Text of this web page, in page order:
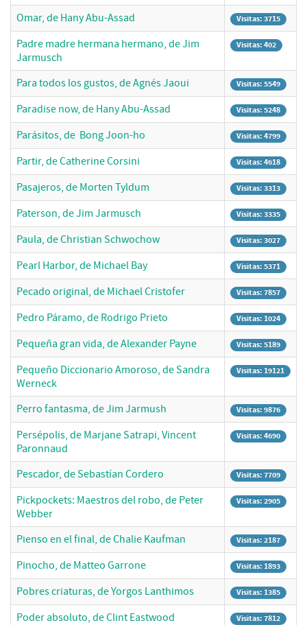
Omar, de Hany Abu-Assad Visitas: 3715
Padre madre hermana hermano, de Jim
Jarmusch
Visitas: 402
Para todos los gustos, de Agnés Jaoui Visitas: 5549
Paradise now, de Hany Abu-Assad Visitas: 5248
Parásitos, de Bong Joon-ho Visitas: 4799
Partir, de Catherine Corsini Visitas: 4618
Pasajeros, de Morten Tyldum Visitas: 3313
Paterson, de Jim Jarmusch Visitas: 3335
Paula, de Christian Schwochow Visitas: 3027
Pearl Harbor, de Michael Bay Visitas: 5371
Pecado original, de Michael Cristofer Visitas: 7857
Pedro Páramo, de Rodrigo Prieto Visitas: 1024
Pequeña gran vida, de Alexander Payne Visitas: 5189
Pequeño Diccionario Amoroso, de Sandra
Werneck
Visitas: 19121
Perro fantasma, de Jim Jarmush Visitas: 9876
Persépolis, de Marjane Satrapi, Vincent
Paronnaud
Visitas: 4690
Pescador, de Sebastían Cordero Visitas: 7709
Pickpockets: Maestros del robo, de Peter
Webber
Visitas: 2905
Pienso en el final, de Chalie Kaufman Visitas: 2187
Pinocho, de Matteo Garrone Visitas: 1893
Pobres criaturas, de Yorgos Lanthimos Visitas: 1385
Poder absoluto, de Clint Eastwood Visitas: 7812